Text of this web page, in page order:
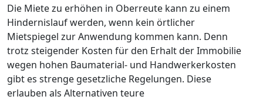
Die Miete zu erhöhen in Oberreute kann zu einem
Hindernislauf werden, wenn kein örtlicher
Mietspiegel zur Anwendung kommen kann. Denn
trotz steigender Kosten für den Erhalt der Immobilie
wegen hohen Baumaterial- und Handwerkerkosten
gibt es strenge gesetzliche Regelungen. Diese
erlauben als Alternativen teure